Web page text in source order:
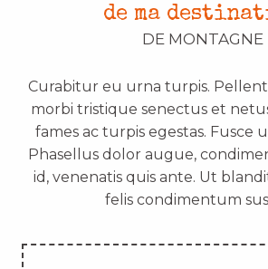
de ma
DE MONTAGNE
Curabitur eu urna turpis.
morbi tristique senectus et
fames ac turpis egestas. Fusce
Phasellus dolor augue,
id, venenatis quis ante. Ut
felis condimentum